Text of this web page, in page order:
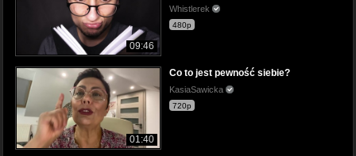
09:46
Whistlerek
480p
01:40
Co to jest pewność siebie?
KasiaSawicka
720p